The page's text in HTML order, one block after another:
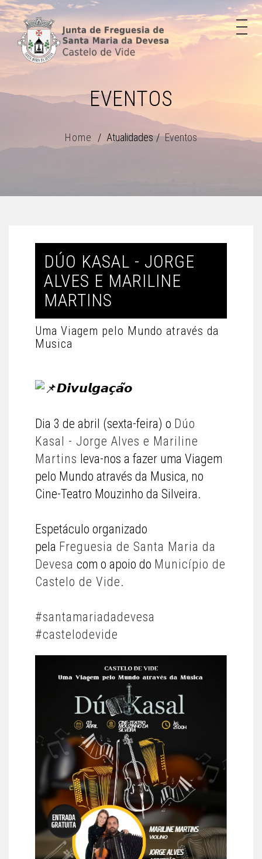
EVENTOS
Home Atualidades Eventos
DÚO KASAL - JORGE
ALVES E MARILINE
MARTINS
Uma Viagem pelo Mundo através da
Musica
𝘿𝙞𝙫𝙪𝙡𝙜𝙖𝙘̧𝙖̃𝙤
Dia 3 de abril (sexta-feira) o Dúo
Kasal - Jorge Alves e Mariline
Martins leva-nos a fazer uma Viagem
pelo Mundo através da Musica, no
Cine-Teatro Mouzinho da Silveira.
Espetáculo organizado
pela Freguesia de Santa Maria da
Devesa com o apoio do Município de
Castelo de Vide.
#santamariadadevesa
#castelodevide